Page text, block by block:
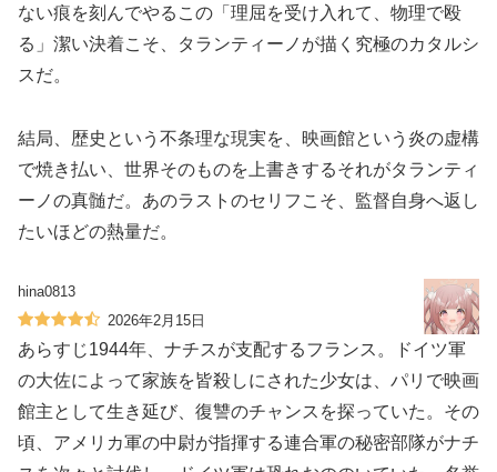
ない痕を刻んでやるこの「理屈を受け入れて、物理で殴
る」潔い決着こそ、タランティーノが描く究極のカタルシ
スだ。
結局、歴史という不条理な現実を、映画館という炎の虚構
で焼き払い、世界そのものを上書きするそれがタランティ
ーノの真髄だ。あのラストのセリフこそ、監督自身へ返し
たいほどの熱量だ。
hina0813
2026年2月15日
あらすじ1944年、ナチスが支配するフランス。ドイツ軍
の大佐によって家族を皆殺しにされた少女は、パリで映画
館主として生き延び、復讐のチャンスを探っていた。その
頃、アメリカ軍の中尉が指揮する連合軍の秘密部隊がナチ